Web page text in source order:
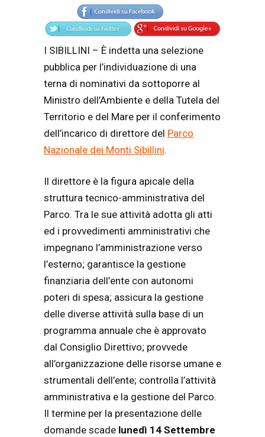
I SIBILLINI – È indetta una selezione
pubblica per l’individuazione di una
terna di nominativi da sottoporre al
Ministro dell’Ambiente e della Tutela del
Territorio e del Mare per il conferimento
dell’incarico di direttore del Parco
Nazionale dei Monti Sibillini.
Il direttore è la figura apicale della
struttura tecnico-amministrativa del
Parco. Tra le sue attività adotta gli atti
ed i provvedimenti amministrativi che
impegnano l’amministrazione verso
l’esterno; garantisce la gestione
finanziaria dell’ente con autonomi
poteri di spesa; assicura la gestione
delle diverse attività sulla base di un
programma annuale che è approvato
dal Consiglio Direttivo; provvede
all’organizzazione delle risorse umane e
strumentali dell’ente; controlla l’attività
amministrativa e la gestione del Parco.
Il termine per la presentazione delle
domande scade lunedì 14 Settembre